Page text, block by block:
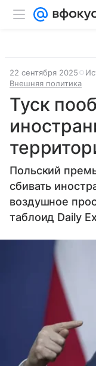
22 сентября 2025
Внешняя политика
Туск
Польский
сбивать
воздушное
таблоид Daily